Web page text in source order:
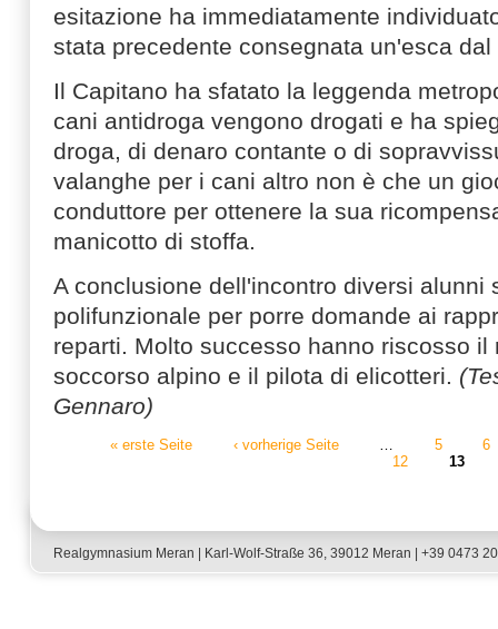
esitazione ha immediatamente
stata precedente consegnata un'esca
Il Capitano ha sfatato la leggenda
cani antidroga vengono drogati e ha
droga, di denaro contante o di
valanghe per i cani altro non è che un
conduttore per ottenere la sua
manicotto di stoffa.
A conclusione dell'incontro diversi alunni
polifunzionale per porre domande ai
reparti. Molto successo hanno riscosso il
soccorso alpino e il pilota di elicotteri.
Gennaro)
« erste Seite ‹ vorherige Seite 5
6
12
13
Realgymnasium Meran | Karl-Wolf-Straße 36, 39012 Meran | +39 0473